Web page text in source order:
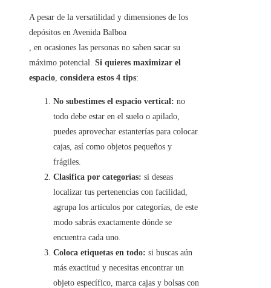
A pesar de la versatilidad y dimensiones de los
depósitos en Avenida Balboa
, en ocasiones las personas no saben sacar su
máximo potencial. Si quieres maximizar el
espacio considera estos 4 tips:
No subestimes el espacio vertical: no
todo debe estar en el suelo o apilado,
puedes aprovechar estanterías para colocar
cajas, así como objetos pequeños y
frágiles.
Clasifica por categorías: si deseas
localizar tus pertenencias con facilidad,
agrupa los artículos por categorías, de este
modo sabrás exactamente dónde se
encuentra cada uno.
Coloca etiquetas en todo: si buscas aún
más exactitud y necesitas encontrar un
objeto específico, marca cajas y bolsas con